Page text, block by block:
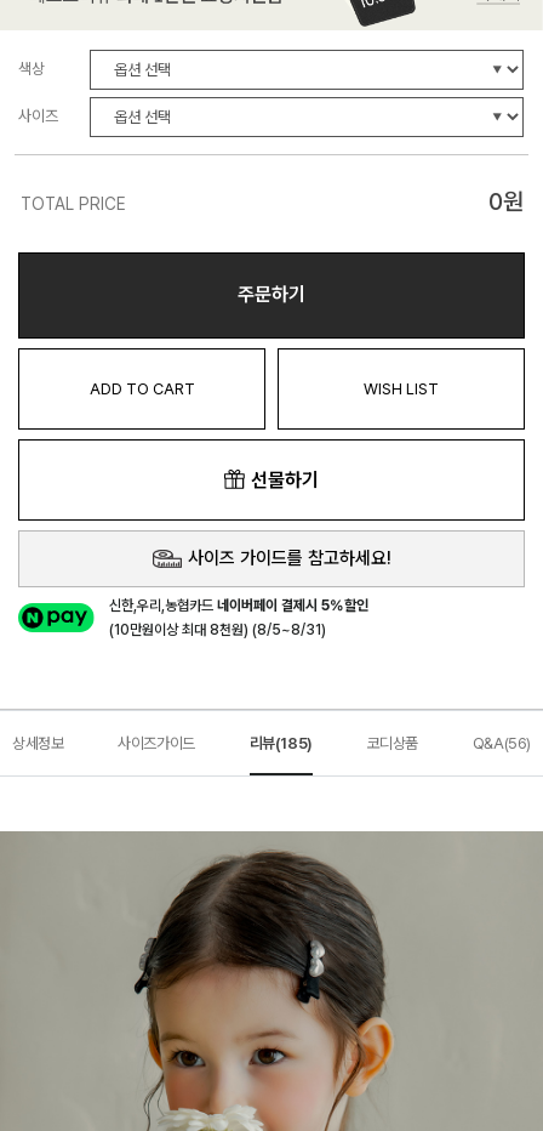
색상
사이즈
TOTAL PRICE 0원
주문하기
ADD TO CART WISH LIST
선물하기
사이즈 가이드를 참고하세요!
신한,우리,농협카드네이버페이 결제시 5%할인
(10만원이상 최대 8천원) (8/5~8/31)
상세정보 사이즈가이드 리뷰(185) 코디상품 Q&A(56)